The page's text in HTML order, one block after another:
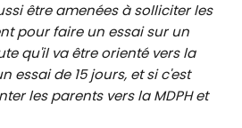
être amenées à solliciter les
pour faire un essai sur un
qu'il va être orienté vers la
essai de 15 jours, et si c'est
les parents vers la MDPH et